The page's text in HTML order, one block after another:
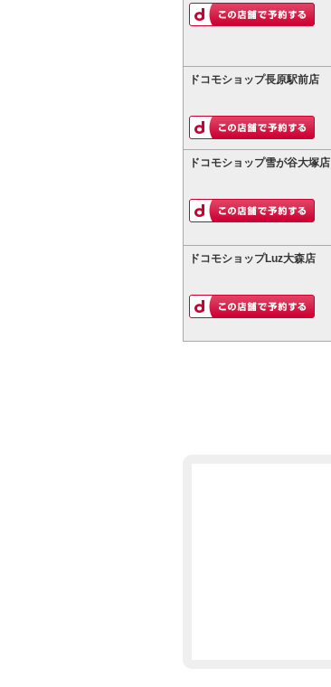
ドコモショップ長原駅前店
ドコモショップ雪が谷大塚店
ドコモショップLuz大森店